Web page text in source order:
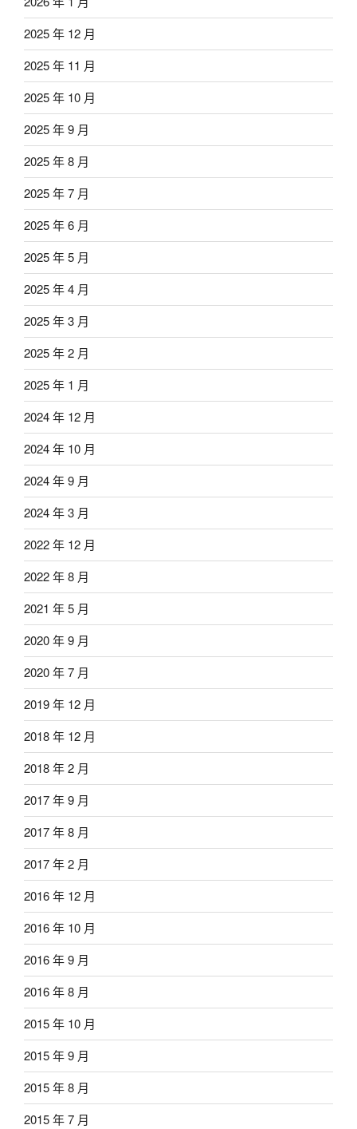
2025 年 12 月
2025 年 11 月
2025 年 10 月
2025 年 9 月
2025 年 8 月
2025 年 7 月
2025 年 6 月
2025 年 5 月
2025 年 4 月
2025 年 3 月
2025 年 2 月
2025 年 1 月
2024 年 12 月
2024 年 10 月
2024 年 9 月
2024 年 3 月
2022 年 12 月
2022 年 8 月
2021 年 5 月
2020 年 9 月
2020 年 7 月
2019 年 12 月
2018 年 12 月
2018 年 2 月
2017 年 9 月
2017 年 8 月
2017 年 2 月
2016 年 12 月
2016 年 10 月
2016 年 9 月
2016 年 8 月
2015 年 10 月
2015 年 9 月
2015 年 8 月
2015 年 7 月